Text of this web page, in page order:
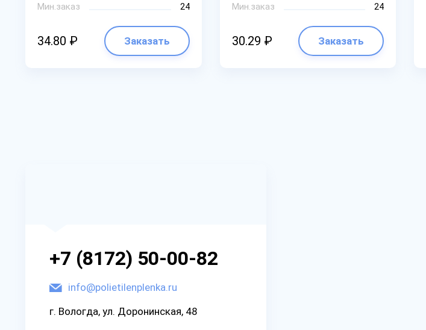
Мин.заказ
24
34.80 ₽ Заказать
Мин.заказ
24
30.29 ₽ Заказать
+7 (8172) 50-00-82
info@polietilenplenka.ru
г. Вологда, ул. Доронинская, 48